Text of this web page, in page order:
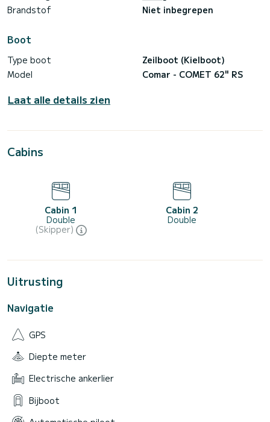
Brandstof
Niet inbegrepen
Boot
Type boot
Zeilboot (Kielboot)
Model
Comar - COMET 62" RS
Laat alle details zien
Cabins
Cabin 1
Double
(Skipper)
Cabin 2
Double
Uitrusting
Navigatie
GPS
Diepte meter
Electrische ankerlier
Bijboot